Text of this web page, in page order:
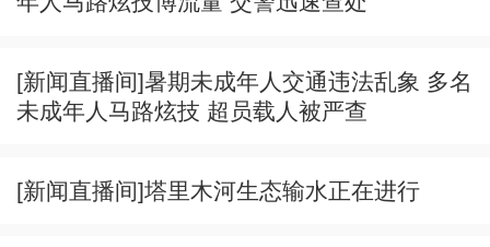
[新闻直播间]暑期未成年人交通违法乱象 多名
未成年人马路炫技 超员载人被严查
[新闻直播间]塔里木河生态输水正在进行